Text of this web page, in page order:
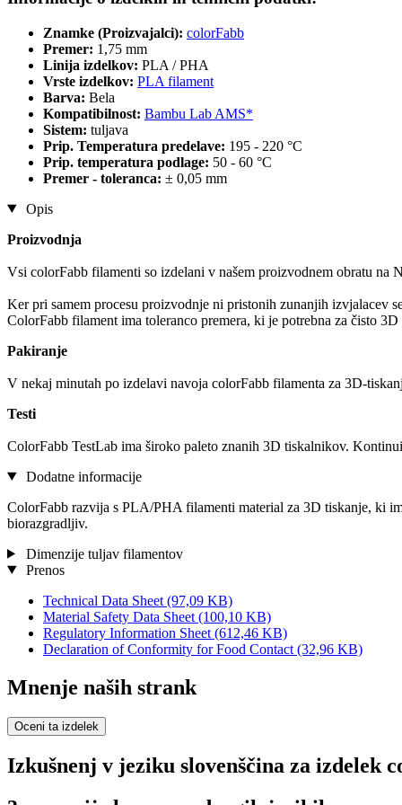
Znamke (Proizvajalci): colorFabb
Premer: 1,75 mm
Linija izdelkov: PLA / PHA
Vrste izdelkov: PLA filament
Barva: Bela
Kompatibilnost: Bambu Lab AMS*
Sistem: tuljava
Prip. Temperatura predelave: 195 - 220 °C
Prip. temperatura podlage: 50 - 60 °C
Premer - toleranca: ± 0,05 mm
Opis
Proizvodnja
Vsi colorFabb filamenti so izdelani v našem proizvodnem obratu na
Ker pri samem procesu proizvodnje ni pristonih zunanjih izvjalacev
ColorFabb filament ima toleranco premera, ki je potrebna za čisto
Pakiranje
V nekaj minutah po izdelavi navoja colorFabb filamenta za 3D-
Testi
ColorFabb TestLab ima široko paleto znanih 3D tiskalnikov.
Dodatne informacije
ColorFabb razvija s PLA/PHA filamenti material za 3D tiskanje, ki
biorazgradljiv.
Dimenzije tuljav filamentov
Prenos
Technical Data Sheet (97,09 KB)
Material Safety Data Sheet (100,10 KB)
Regulatory Information Sheet (612,46 KB)
Declaration of Conformity for Food Contact (32,96 KB)
Mnenje naših strank
Oceni ta izdelek
Izkušnenj v jeziku slovenščina za izdelek